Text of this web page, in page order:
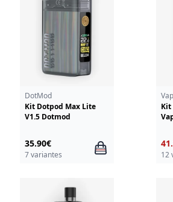
DotMod
Kit Dotpod Max Lite
V1.5 Dotmod
35.90€
7 variantes
Kit
12